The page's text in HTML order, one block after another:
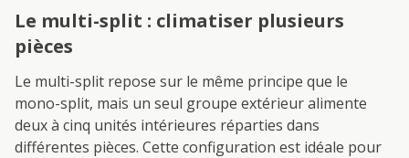
Le multi-split : climatiser plusieurs
pièces
Le multi-split repose sur le même principe que le
mono-split, mais un seul groupe extérieur alimente
deux à cinq unités intérieures réparties dans
différentes pièces. Cette configuration est idéale pour